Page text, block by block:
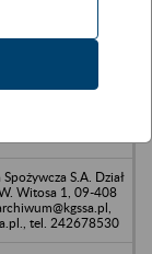
Wojewódzkiemu
S.A. Dział
Witosa 1, 09-408
tel. 242678530